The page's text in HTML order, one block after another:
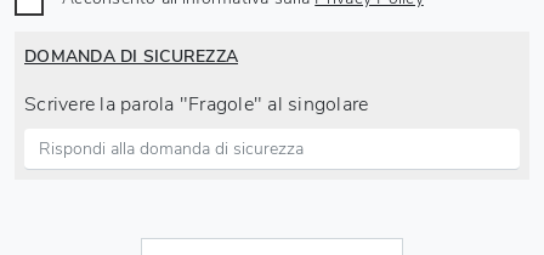
DOMANDA DI SICUREZZA
Scrivere la parola "Fragole" al singolare